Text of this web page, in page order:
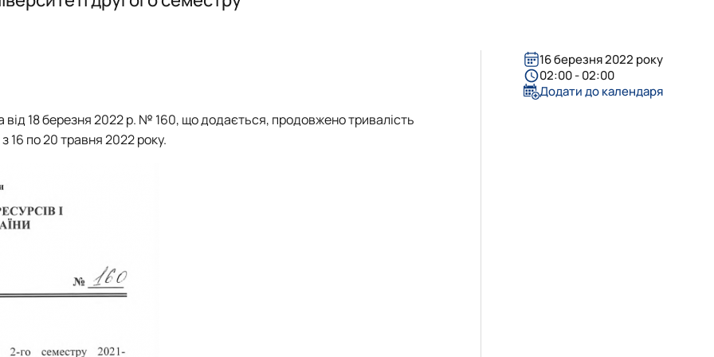
Робочі програми, силабуси, ЕНК
Робочі програми, силабуси, ЕНК
Робочі програми, силабуси, ЕНК
Робочі програми, силабуси, ЕНК
Découvertes
від 18 березня 2022 р. № 160, що додається, продовжено тривалість
16 по 20 травня 2022 року.
16 березня 2022 року
02:00 - 02:00
Додати до календаря